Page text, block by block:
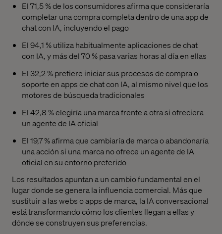
El 71,5 % de los consumidores afirma que consideraría
completar una compra completa dentro de una app de
chat con IA, incluyendo el pago
El 94,1 % utiliza habitualmente aplicaciones de chat
con IA, y más del 70 % pasa varias horas al día en ellas
El 32,2 % prefiere iniciar sus procesos de compra o
soporte en apps de chat con IA, al mismo nivel que los
motores de búsqueda tradicionales
El 42,8 % elegiría una marca frente a otra si ofreciera
un agente de IA oficial
El 19,7 % afirma que cambiaría de marca o abandonaría
una acción si una marca no ofrece un agente de IA
oficial en su entorno preferido
Los resultados apuntan a un cambio fundamental en el
lugar donde se genera la influencia comercial. Más que
sustituir a las webs o apps de marca, la IA conversacional
está transformando cómo los clientes llegan a ellas y
dónde se construyen sus preferencias.